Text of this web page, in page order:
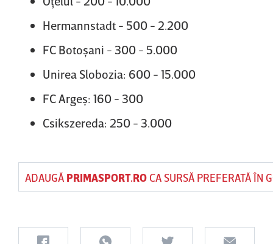
Hermannstadt - 500 - 2.200
FC Botoşani - 300 - 5.000
Unirea Slobozia: 600 - 15.000
FC Argeş: 160 - 300
Csikszereda: 250 - 3.000
ADAUGĂ PRIMASPORT.ROCA SURSĂ PREFERATĂ ÎN